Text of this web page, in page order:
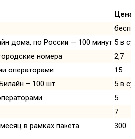
дома, по России — 100 минут 5 в
номера
2,7
операторами
15
– 100 шт
5 в
5
7
в рамках пакета
300